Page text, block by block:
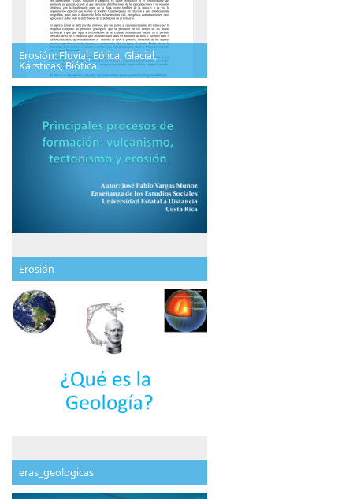
Erosión: Fluvial, Eólica, Glacial,
Kársticas, Biótica.
Erosión
eras_geologicas